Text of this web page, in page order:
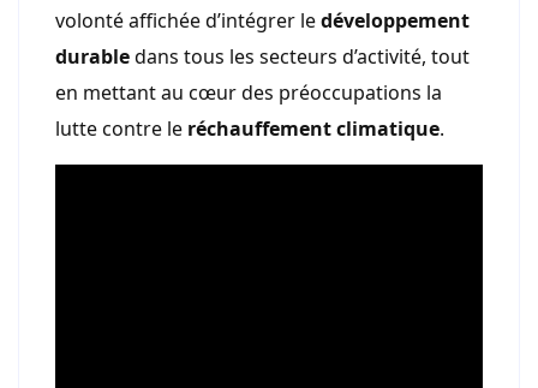
volonté affichée d’intégrer ledéveloppement
durabledans tous les secteurs d’activité, tout
en mettant au cœur des préoccupations la
lutte contre le réchauffement climatique.